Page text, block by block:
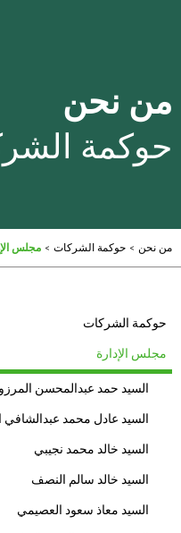
من نحن
حوكمة
من نحن > حوكمة الشركات > مجلس
حوكمة الشركات
مجلس الإدارة
السيد حمد عبدالمحسن
السيد عادل محمد عبدالشافي
السيد خالد محمد نجيبي
السيد خالد سالم النصف
السيد معاذ سعود العصيمي